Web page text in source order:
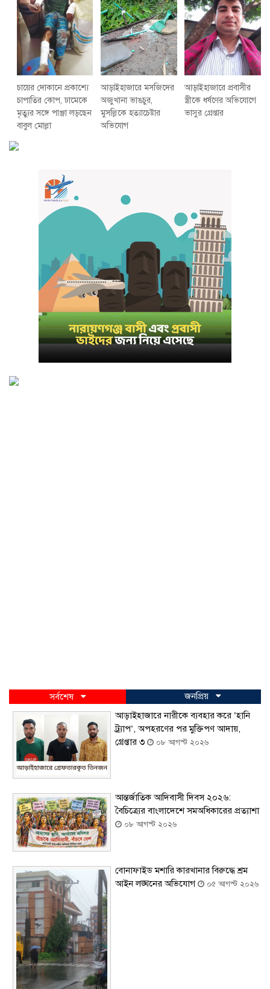
চায়ের দোকানে প্রকাশ্যে
চাপাতির কোপ, ঢামেকে
মৃত্যুর সঙ্গে পাঞ্জা লড়ছেন
বাবুল মোল্লা
আড়াইহাজারে মস‌জি‌দের
অজুখানা ভাঙচুর,
মুসল্লিকে হত্যাচেষ্টার
অভিযোগ
আড়াইহাজারে প্রবাসীর
স্ত্রীকে ধর্ষণের অভিযোগে
ভাসুর গ্রেপ্তার
সর্বশেষ
জনপ্রিয়
আড়াইহাজারে নারীকে ব্যবহার করে ‘হানি
ট্র্যাপ’, অপহরণের পর মুক্তিপণ আদায়,
গ্রেপ্তার ৩
০৮ আগস্ট ২০২৬
আন্তর্জাতিক আদিবাসী দিবস ২০২৬:
বৈচিত্র্যের বাংলাদেশে সমঅধিকারের প্রত্যাশা
০৮ আগস্ট ২০২৬
বোনাফাইড মশারি কারখানার বিরুদ্ধে শ্রম
আইন লঙ্ঘনের অভিযোগ
০৫ আগস্ট ২০২৬